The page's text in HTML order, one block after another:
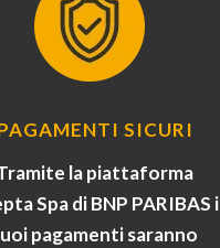
SICURI
la piattaforma
Spa di BNP PARIBAS i
pagamenti saranno